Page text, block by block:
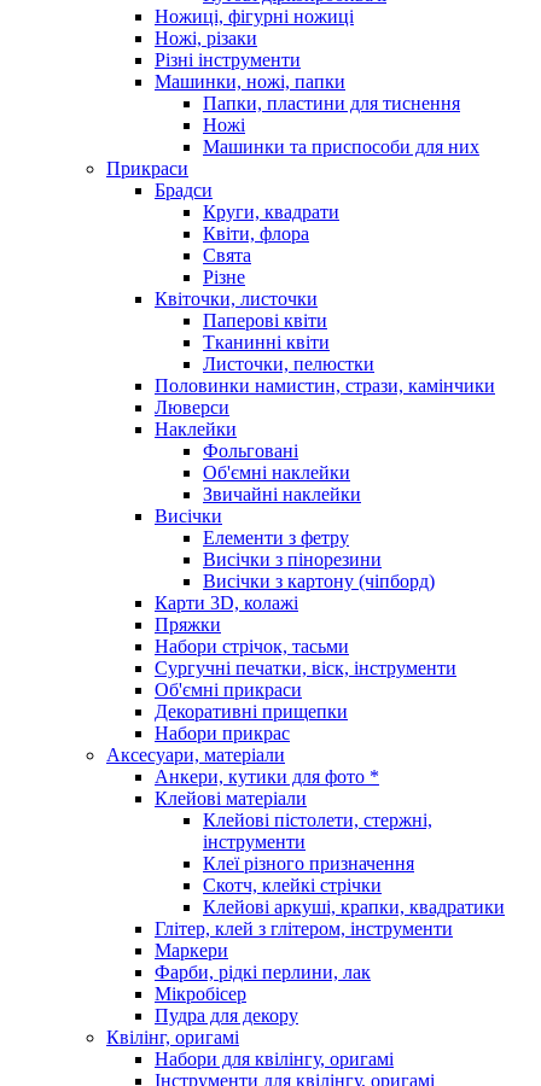
Ножиці, фігурні ножиці
Ножі, різаки
Різні інструменти
Машинки, ножі, папки
Папки, пластини для тиснення
Ножі
Машинки та приспособи для них
Прикраси
Брадси
Круги, квадрати
Квіти, флора
Свята
Різне
Квіточки, листочки
Паперові квіти
Тканинні квіти
Листочки, пелюстки
Половинки намистин, стрази, камінчики
Люверси
Наклейки
Фольговані
Об'ємні наклейки
Звичайні наклейки
Висічки
Елементи з фетру
Висічки з пінорезини
Висічки з картону (чіпборд)
Карти 3D, колажі
Пряжки
Набори стрічок, тасьми
Сургучні печатки, віск, інструменти
Об'ємні прикраси
Декоративні прищепки
Набори прикрас
Аксесуари, матеріали
Анкери, кутики для фото *
Клейові матеріали
Клейові пістолети, стержні,
інструменти
Клеї різного призначення
Скотч, клейкі стрічки
Клейові аркуші, крапки, квадратики
Глітер, клей з глітером, інструменти
Маркери
Фарби, рідкі перлини, лак
Мікробісер
Пудра для декору
Квілінг, оригамі
Набори для квілінгу, оригамі
Інструменти для квілінгу, оригамі